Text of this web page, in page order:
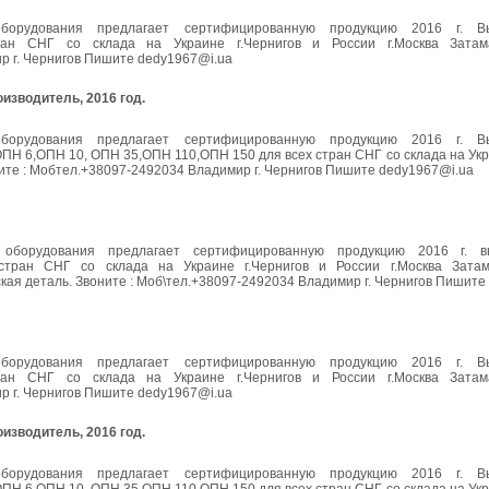
оборудования предлагает сертифицированную продукцию 2016 г.
СНГ со склада на Украине г.Чернигов и России г.Москва
г. Чернигов Пишите dedy1967@i.ua
2016 год.
оборудования предлагает сертифицированную продукцию 2016 г.
10, ОПН 35,ОПН 110,ОПН 150 для всех стран СНГ со склада на
: Мобтел.+38097-2492034 Владимир г. Чернигов Пишите dedy1967@i.ua
оборудования предлагает сертифицированную продукцию 2016 г.
СНГ со склада на Украине г.Чернигов и России г.Москва
деталь. Звоните : Моб\тел.+38097-2492034 Владимир г. Чернигов
оборудования предлагает сертифицированную продукцию 2016 г.
СНГ со склада на Украине г.Чернигов и России г.Москва
г. Чернигов Пишите dedy1967@i.ua
2016 год.
оборудования предлагает сертифицированную продукцию 2016 г.